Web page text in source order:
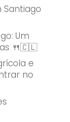
Santiago
Um
🍴🇨🇱
e
no